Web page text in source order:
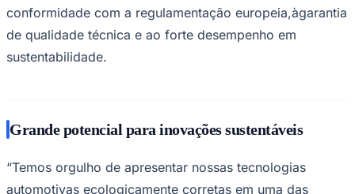
produtos se destacam graças aos certificados de
conformidade com a regulamentação europeia,àgarantia
de qualidade técnica e ao forte desempenho em
Grande potencial para inovações sustentáveis
“Temos orgulho de apresentar nossas tecnologias